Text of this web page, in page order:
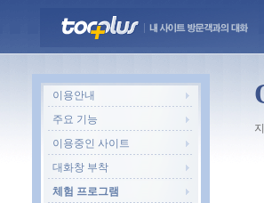
이용안내
주요 기능
이용중인 사이트
대화창 부착
체험 프로그램